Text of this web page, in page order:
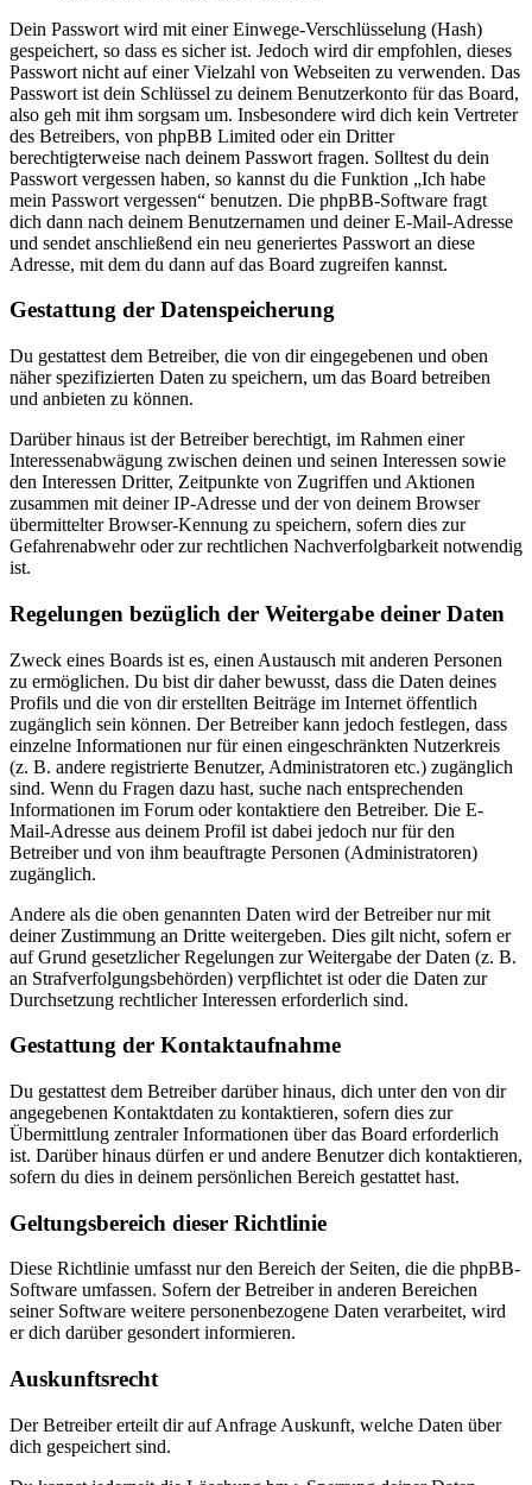
Dein Passwort wird mit einer Einwege-Verschlüsselung (Hash)
gespeichert, so dass es sicher ist. Jedoch wird dir empfohlen, dieses
Passwort nicht auf einer Vielzahl von Webseiten zu verwenden. Das
Passwort ist dein Schlüssel zu deinem Benutzerkonto für das Board,
also geh mit ihm sorgsam um. Insbesondere wird dich kein Vertreter
des Betreibers, von phpBB Limited oder ein Dritter
berechtigterweise nach deinem Passwort fragen. Solltest du dein
Passwort vergessen haben, so kannst du die Funktion „Ich habe
mein Passwort vergessen“ benutzen. Die phpBB-Software fragt
dich dann nach deinem Benutzernamen und deiner E-Mail-Adresse
und sendet anschließend ein neu generiertes Passwort an diese
Adresse, mit dem du dann auf das Board zugreifen kannst.
Gestattung der Datenspeicherung
Du gestattest dem Betreiber, die von dir eingegebenen und oben
näher spezifizierten Daten zu speichern, um das Board betreiben
und anbieten zu können.
Darüber hinaus ist der Betreiber berechtigt, im Rahmen einer
Interessenabwägung zwischen deinen und seinen Interessen sowie
den Interessen Dritter, Zeitpunkte von Zugriffen und Aktionen
zusammen mit deiner IP-Adresse und der von deinem Browser
übermittelter Browser-Kennung zu speichern, sofern dies zur
Gefahrenabwehr oder zur rechtlichen Nachverfolgbarkeit notwendig
ist.
Regelungen bezüglich der Weitergabe deiner Daten
Zweck eines Boards ist es, einen Austausch mit anderen Personen
zu ermöglichen. Du bist dir daher bewusst, dass die Daten deines
Profils und die von dir erstellten Beiträge im Internet öffentlich
zugänglich sein können. Der Betreiber kann jedoch festlegen, dass
einzelne Informationen nur für einen eingeschränkten Nutzerkreis
(z. B. andere registrierte Benutzer, Administratoren etc.) zugänglich
sind. Wenn du Fragen dazu hast, suche nach entsprechenden
Informationen im Forum oder kontaktiere den Betreiber. Die E-
Mail-Adresse aus deinem Profil ist dabei jedoch nur für den
Betreiber und von ihm beauftragte Personen (Administratoren)
zugänglich.
Andere als die oben genannten Daten wird der Betreiber nur mit
deiner Zustimmung an Dritte weitergeben. Dies gilt nicht, sofern er
auf Grund gesetzlicher Regelungen zur Weitergabe der Daten (z. B.
an Strafverfolgungsbehörden) verpflichtet ist oder die Daten zur
Durchsetzung rechtlicher Interessen erforderlich sind.
Gestattung der Kontaktaufnahme
Du gestattest dem Betreiber darüber hinaus, dich unter den von dir
angegebenen Kontaktdaten zu kontaktieren, sofern dies zur
Übermittlung zentraler Informationen über das Board erforderlich
ist. Darüber hinaus dürfen er und andere Benutzer dich kontaktieren,
sofern du dies in deinem persönlichen Bereich gestattet hast.
Geltungsbereich dieser Richtlinie
Diese Richtlinie umfasst nur den Bereich der Seiten, die die phpBB-
Software umfassen. Sofern der Betreiber in anderen Bereichen
seiner Software weitere personenbezogene Daten verarbeitet, wird
er dich darüber gesondert informieren.
Auskunftsrecht
Der Betreiber erteilt dir auf Anfrage Auskunft, welche Daten über
dich gespeichert sind.